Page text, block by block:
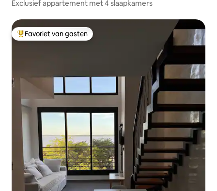
Exclusief appartement met 4 slaapkamers
Topfavoriet van gasten
Favoriet van gasten